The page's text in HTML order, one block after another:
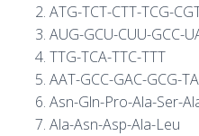
ATG-TCT-CTT-TCG-
AUG-GCU-CUU-GCC-
TTG-TCA-TTC-TTT
AAT-GCC-GAC-GCG-
Asn-Gln-Pro-Ala-Ser-
Ala-Asn-Asp-Ala-Leu